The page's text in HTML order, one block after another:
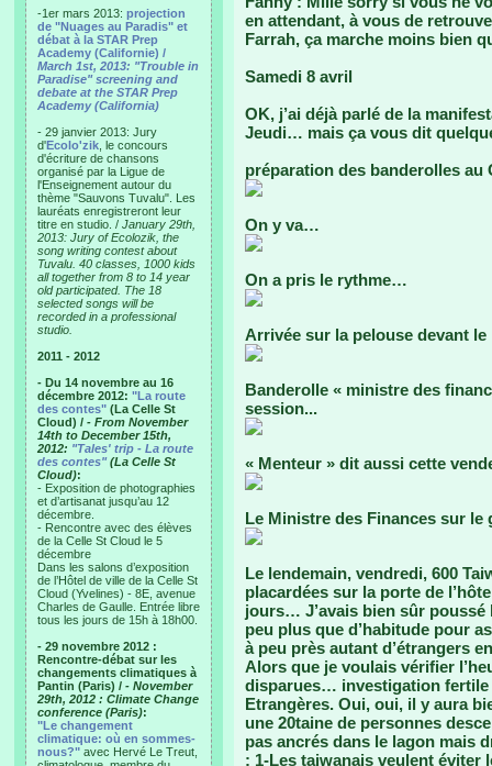
-1er mars 2013: projection
de "Nuages au Paradis" et
débat à la STAR Prep
Academy (Californie) /
March 1st, 2013: "Trouble in
Paradise" screening and
debate at the STAR Prep
Academy (California)
- 29 janvier 2013: Jury
d'Ecolo'zik , le concours
d'écriture de chansons
organisé par la Ligue de
l'Enseignement autour du
thème "Sauvons Tuvalu". Les
lauréats enregistreront leur
titre en studio. / January 29th,
2013: Jury of Ecolozik, the
song writing contest about
Tuvalu. 40 classes, 1000 kids
all together from 8 to 14 year
old participated. The 18
selected songs will be
recorded in a professional
studio.
2011 - 2012
- Du 14 novembre au 16
décembre 2012: "La route
des contes" (La Celle St
Cloud) / - From November
14th to December 15th,
2012: "Tales' trip - La route
des contes"(La Celle St
Cloud):
- Exposition de photographies
et d’artisanat jusqu’au 12
décembre.
- Rencontre avec des élèves
de la Celle St Cloud le 5
décembre
Dans les salons d’exposition
de l’Hôtel de ville de la Celle St
Cloud (Yvelines) - 8E, avenue
Charles de Gaulle. Entrée libre
tous les jours de 15h à 18h00.
- 29 novembre 2012 :
Rencontre-débat sur les
changements climatiques à
Pantin (Paris) / - November
29th, 2012 : Climate Change
conference (Paris):
"Le changement
climatique: où en sommes-
nous?" avec Hervé Le Treut,
en attendant, à vous de
Farrah, ça marche moins bien
Samedi 8 avril
OK, j’ai déjà parlé de la
Jeudi… mais ça vous dit
préparation des banderolles au
On y va…
On a pris le rythme…
Arrivée sur la pelouse devant le
Banderolle « ministre des
session...
« Menteur » dit aussi cette
Le Ministre des Finances sur le
Le lendemain, vendredi, 600
placardées sur la porte de
jours… J’avais bien sûr
peu plus que d’habitude pour
à peu près autant d’étrangers
Alors que je voulais vérifier
disparues… investigation fertile
Etrangères. Oui, oui, il y aura
une 20taine de personnes
pas ancrés dans le lagon mais
: 1-Les taiwanais veulent éviter